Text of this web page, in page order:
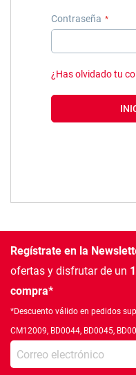
Contraseña
¿Has olvidado tu
Regístrate en la
ofertas y disfrutar de un
compra*
*Descuento válido en pedidos
CM12009, BD0044, BD0045,
Introduce tu e-mail